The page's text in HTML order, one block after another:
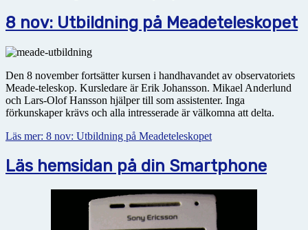
8 nov: Utbildning på Meadeteleskopet
Den 8 november fortsätter kursen i handhavandet av observatoriets
Meade-teleskop. Kursledare är Erik Johansson. Mikael Anderlund
och Lars-Olof Hansson hjälper till som assistenter. Inga
förkunskaper krävs och alla intresserade är välkomna att delta.
Läs mer: 8 nov: Utbildning på Meadeteleskopet
Läs hemsidan på din Smartphone